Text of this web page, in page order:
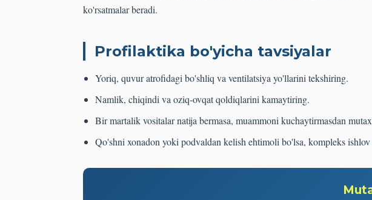
ko'rsatmalar beradi.
Profilaktika bo'yicha tavsiyalar
Yoriq, quvur atrofidagi bo'shliq va ventilatsiya yo'llarini tekshiring.
Namlik, chiqindi va oziq-ovqat qoldiqlarini kamaytiring.
Bir martalik vositalar natija bermasa, muammoni kuchaytirmasdan
Qo'shni xonadon yoki podvaldan kelish ehtimoli bo'lsa, kompleks ishlov